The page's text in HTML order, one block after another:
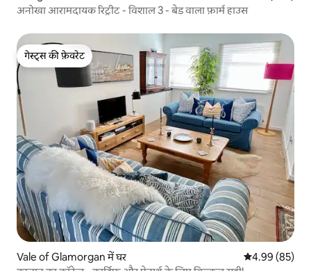
अनोखा आरामदायक रिट्रीट - विशाल 3 - बेड वाला फ़ार्म हाउस
गेस्ट्स की फ़ेवरेट
गेस्ट्स की फ़ेवरेट
Vale of Glamorgan में घर औसत रेटिंग 5 में
4.99 (85)